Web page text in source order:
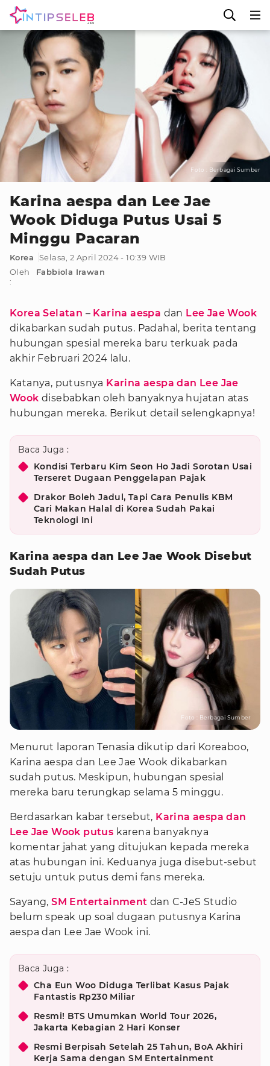
Foto : Berbagai Sumber
Karina aespa dan Lee Jae
Wook Diduga Putus Usai 5
Minggu Pacaran
Korea
Selasa, 2 April 2024 - 10:39 WIB
Oleh
:
Fabbiola Irawan
Korea Selatan – Karina aespa dan Lee Jae Wook
dikabarkan sudah putus. Padahal, berita tentang
hubungan spesial mereka baru terkuak pada
akhir Februari 2024 lalu.
Katanya, putusnya Karina aespa dan Lee Jae
Wook disebabkan oleh banyaknya hujatan atas
hubungan mereka. Berikut detail selengkapnya!
Baca Juga :
Kondisi Terbaru Kim Seon Ho Jadi Sorotan Usai
Terseret Dugaan Penggelapan Pajak
Drakor Boleh Jadul, Tapi Cara Penulis KBM
Cari Makan Halal di Korea Sudah Pakai
Teknologi Ini
Karina aespa dan Lee Jae Wook Disebut
Sudah Putus
Foto : Berbagai Sumber
Menurut laporan Tenasia dikutip dari Koreaboo,
Karina aespa dan Lee Jae Wook dikabarkan
sudah putus. Meskipun, hubungan spesial
mereka baru terungkap selama 5 minggu.
Berdasarkan kabar tersebut, Karina aespa dan
Lee Jae Wook putus karena banyaknya
komentar jahat yang ditujukan kepada mereka
atas hubungan ini. Keduanya juga disebut-sebut
setuju untuk putus demi fans mereka.
Sayang,SM Entertainment dan C-JeS Studio
belum speak up soal dugaan putusnya Karina
aespa dan Lee Jae Wook ini.
Baca Juga :
Cha Eun Woo Diduga Terlibat Kasus Pajak
Fantastis Rp230 Miliar
Resmi! BTS Umumkan World Tour 2026,
Jakarta Kebagian 2 Hari Konser
Resmi Berpisah Setelah 25 Tahun, BoA Akhiri
Kerja Sama dengan SM Entertainment